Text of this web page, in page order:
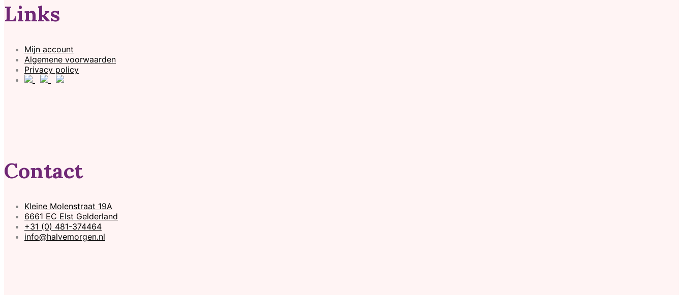
Links
Mijn account
Algemene voorwaarden
Privacy policy
Contact
Kleine Molenstraat 19A
6661 EC Elst Gelderland
+31 (0) 481-374464
info@halvemorgen.nl